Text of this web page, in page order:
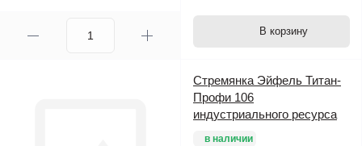
В корзину
Стремянка Эйфель Титан-
Профи 106
индустриального ресурса
в наличии